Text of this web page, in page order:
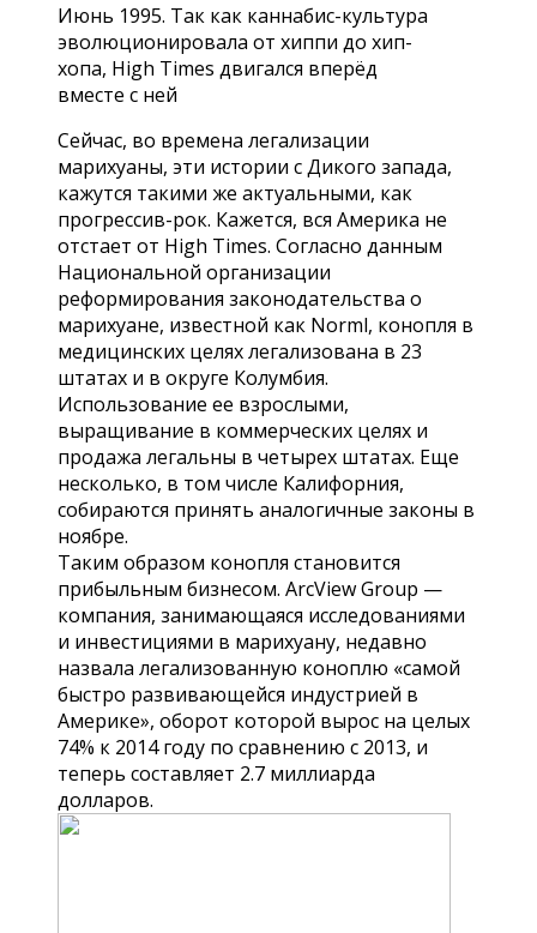
Июнь 1995. Так как каннабис-культура
эволюционировала от хиппи до хип-
хопа, High Times двигался вперёд
вместе с ней
Сейчас, во времена легализации
марихуаны, эти истории с Дикого запада,
кажутся такими же актуальными, как
прогрессив-рок. Кажется, вся Америка не
отстает от High Times. Согласно данным
Национальной организации
реформирования законодательства о
марихуане, известной как Norml, конопля в
медицинских целях легализована в 23
штатах и в округе Колумбия.
Использование ее взрослыми,
выращивание в коммерческих целях и
продажа легальны в четырех штатах. Еще
несколько, в том числе Калифорния,
собираются принять аналогичные законы в
ноябре.
Таким образом конопля становится
прибыльным бизнесом. ArcView Group —
компания, занимающаяся исследованиями
и инвестициями в марихуану, недавно
назвала легализованную коноплю «самой
быстро развивающейся индустрией в
Америке», оборот которой вырос на целых
74% к 2014 году по сравнению с 2013, и
теперь составляет 2.7 миллиарда
долларов.